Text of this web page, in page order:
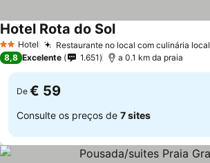
2 Estrelas
Hotel Restaurante no local com culinária local
Hotel Rota do SolVer preços
8,8 Excelente 1.651 a 0.1 km da praia
De € 59
Consulte os preços de 7 sites